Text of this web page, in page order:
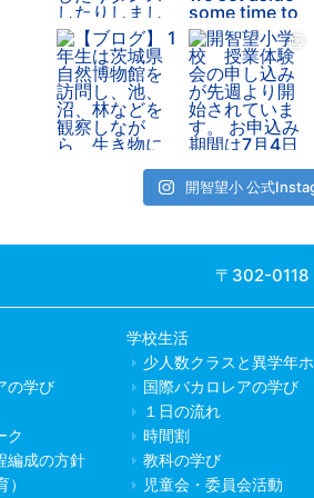
開智望小 公式
〒302-
の学び
ク
編成の方針
学校生活
少人数クラスと異学年
国際バカロレアの学び
１日の流れ
時間割
教科の学び
児童会・委員会活動